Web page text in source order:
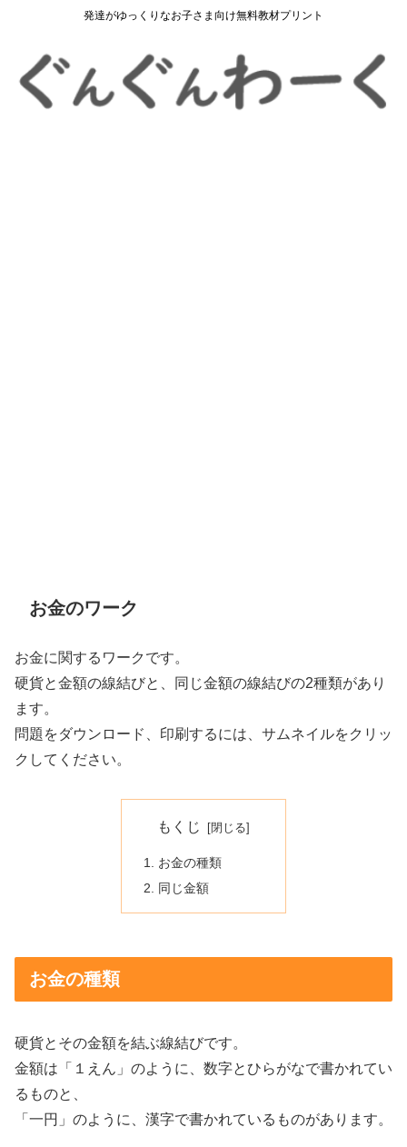
発達がゆっくりなお子さま向け無料教材プリント
お金のワーク
お金に関するワークです。
硬貨と金額の線結びと、同じ金額の線結びの2種類があり
ます。
問題をダウンロード、印刷するには、サムネイルをクリッ
クしてください。
もくじ
お金の種類
同じ金額
お金の種類
硬貨とその金額を結ぶ線結びです。
金額は「１えん」のように、数字とひらがなで書かれてい
るものと、
「一円」のように、漢字で書かれているものがあります。